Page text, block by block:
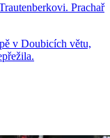
Prachař
v Doubicích větu,